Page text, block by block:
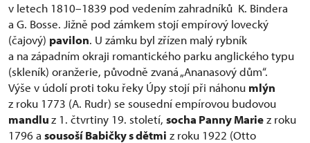
v letech 1810–1839 pod vedením zahradníků K. Bindera
a G. Bosse. Jižně pod zámkem stojí empírový lovecký
(čajový) pavilon. U zámku byl zřízen malý rybník
a na západním okraji romantického parku anglického typu
(skleník) oranžerie, původně zvaná „Ananasový dům“.
Výše v údolí proti toku řeky Úpy stojí při náhonu mlýn
z roku 1773 (A. Rudr) se sousední empírovou budovou
mandluz 1. čtvrtiny 19. století, socha Panny Mariez roku
1796 a sousoší Babičky s dětmi z roku 1922 (Otto